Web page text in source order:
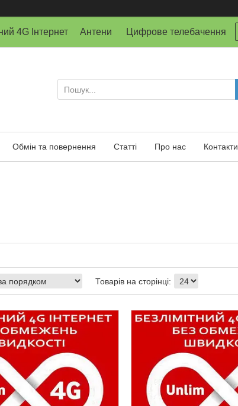
4G Інтернет Антени Цифрове телебачення
Обмін та повернення Статті Про нас Контакти